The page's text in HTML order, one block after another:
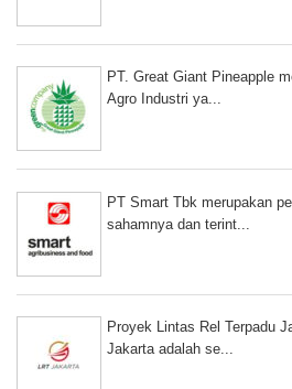
PT. Great Giant Pineapple
Agro Industri ya...
PT Smart Tbk merupakan
sahamnya dan terint...
Proyek Lintas Rel Terpadu
Jakarta adalah se...